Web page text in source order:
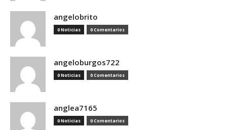
angelobrito
0 Noticias 0 Comentarios
angeloburgos722
0 Noticias 0 Comentarios
anglea7165
0 Noticias 0 Comentarios